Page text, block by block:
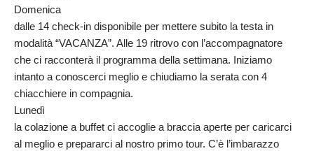
Domenica
dalle 14 check-in disponibile per mettere subito la testa in
modalità “VACANZA”. Alle 19 ritrovo con l’accompagnatore
che ci racconterà il programma della settimana. Iniziamo
intanto a conoscerci meglio e chiudiamo la serata con 4
chiacchiere in compagnia.
Lunedì
la colazione a buffet ci accoglie a braccia aperte per caricarci
al meglio e prepararci al nostro primo tour. C’è l’imbarazzo